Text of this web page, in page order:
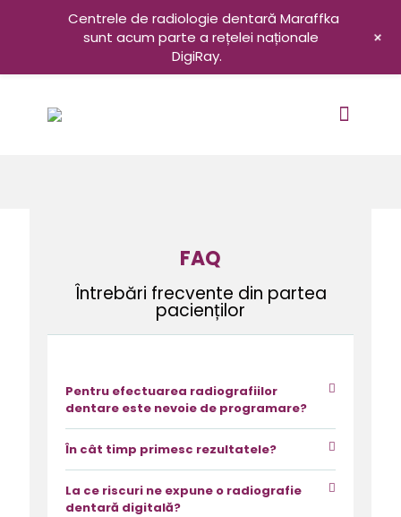
FAQ
Întrebări frecvente din partea
pacienților
Pentru efectuarea radiografiilor
dentare este nevoie de programare?
În cât timp primesc rezultatele?
La ce riscuri ne expune o radiografie
dentară digitală?
Centrele de radiologie dentară Maraffka
sunt acum parte a rețelei naționale
DigiRay.
+